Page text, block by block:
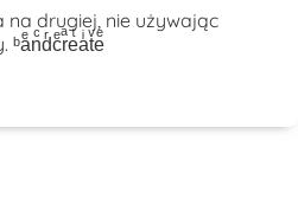
drugiej, nie używając
ᵇaͤnͨdͬcͤrͣeͭaͥtͮeͤ